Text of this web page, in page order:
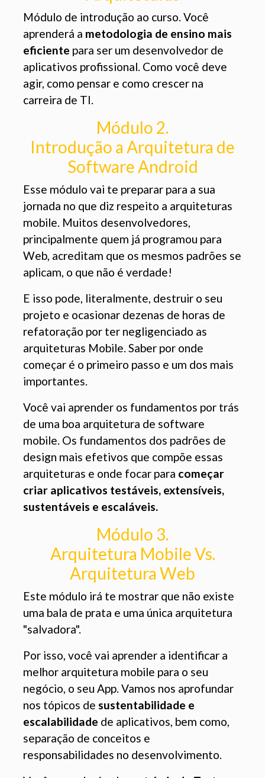
Módulo de introdução ao curso. Você
aprenderá a metodologia de ensino mais
eficiente para ser um desenvolvedor de
aplicativos profissional. Como você deve
agir, como pensar e como crescer na
carreira de TI.
Módulo 2.
Introdução a Arquitetura de
Software Android
Esse módulo vai te preparar para a sua
jornada no que diz respeito a arquiteturas
mobile. Muitos desenvolvedores,
principalmente quem já programou para
Web, acreditam que os mesmos padrões se
aplicam, o que não é verdade!
E isso pode, literalmente, destruir o seu
projeto e ocasionar dezenas de horas de
refatoração por ter negligenciado as
arquiteturas Mobile. Saber por onde
começar é o primeiro passo e um dos mais
importantes.
Você vai aprender os fundamentos por trás
de uma boa arquitetura de software
mobile. Os fundamentos dos padrões de
design mais efetivos que compõe essas
arquiteturas e onde focar para começar
criar aplicativos testáveis, extensíveis,
sustentáveis e escaláveis.
Módulo 3.
Arquitetura Mobile Vs.
Arquitetura Web
Este módulo irá te mostrar que não existe
uma bala de prata e uma única arquitetura
"salvadora".
Por isso, você vai aprender a identificar a
melhor arquitetura mobile para o seu
negócio, o seu App. Vamos nos aprofundar
nos tópicos de sustentabilidade e
escalabilidade de aplicativos, bem como,
separação de conceitos e
responsabilidades no desenvolvimento.